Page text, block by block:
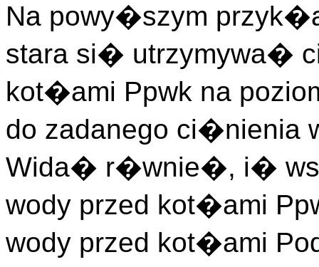
Na powy�szym
stara si� utrzymywa�
kot�ami Ppwk na
do zadanego ci�nienia
Wida� r�wnie�, i�
wody przed kot�ami
wody przed kot�ami